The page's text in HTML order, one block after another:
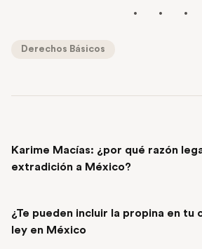
Derechos Básicos
Karime Macías: ¿por qué razón
extradición a México?
¿Te pueden incluir la propina en tu
ley en México